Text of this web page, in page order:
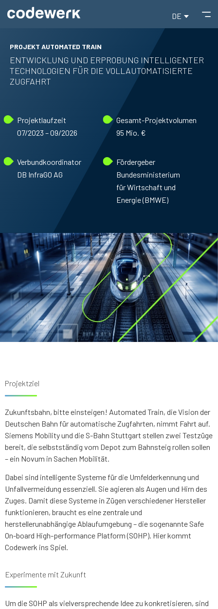
DE
PROJEKT AUTOMATED TRAIN
ENTWICKLUNG UND ERPROBUNG INTELLIGENTER
TECHNOLOGIEN FÜR DIE VOLLAUTOMATISIERTE
ZUGFAHRT
Projektlaufzeit
07/2023 – 09/2026
Gesamt-Projektvolumen
95 Mio. €
Verbundkoordinator
DB InfraGO AG
Fördergeber
Bundesministerium
für Wirtschaft und
Energie (BMWE)
Projektziel
Zukunftsbahn, bitte einsteigen! Automated Train, die Vision der
Deutschen Bahn für automatische Zugfahrten, nimmt Fahrt auf.
Siemens Mobility und die S-Bahn Stuttgart stellen zwei Testzüge
bereit, die selbstständig vom Depot zum Bahnsteig rollen sollen
– ein Novum in Sachen Mobilität.
Dabei sind intelligente Systeme für die Umfelderkennung und
Unfallvermeidung essenziell. Sie agieren als Augen und Hirn des
Zuges. Damit diese Systeme in Zügen verschiedener Hersteller
funktionieren, braucht es eine zentrale und
herstellerunabhängige Ablaufumgebung – die sogenannte Safe
On-board High-performance Platform (SOHP). Hier kommt
Codewerk ins Spiel.
Experimente mit Zukunft
Um die SOHP als vielversprechende Idee zu konkretisieren, sind